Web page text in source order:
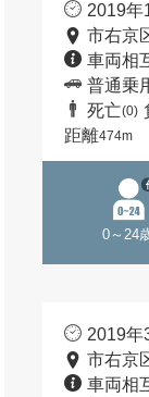
2019年
市右京
車両相
普通乗
死亡(0)
距離474m
0～24
2019年
市右京
車両相